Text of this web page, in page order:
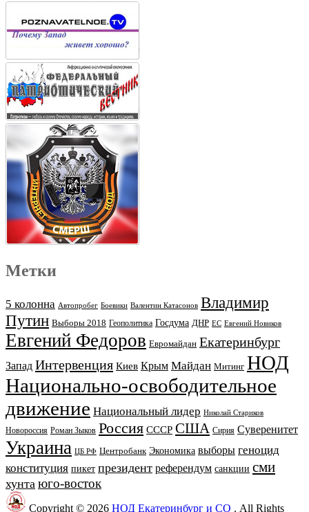
Метки
5 колонна Автопробег Боевики Валентин Катасонов Владимир
Путин Выборы 2018 Геополитика Госдума ДНР ЕС Евгений Новиков
Евгений Федоров Евромайдан Екатеринбург
Запад Интервенция Киев Крым Майдан Митинг НОД
Национально-освободительное
движение Национальный лидер Николай Стариков
Новороссия Роман Зыков Россия СССР США Сирия Суверенитет
Украина ЦБ РФ Центробанк Экономика выборы геноцид
конституция пикет президент референдум санкции сми
хунта юго-восток
Copyright © 2026 НОД Екатеринбург и СО . All Rights